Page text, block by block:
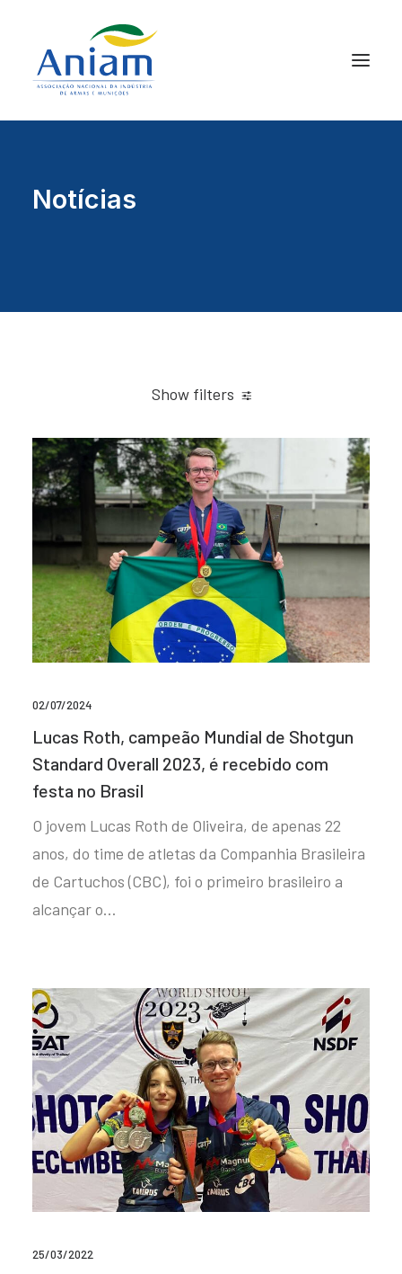
Notícias
Show filters
02/07/2024
Lucas Roth, campeão Mundial de Shotgun
Standard Overall 2023, é recebido com
festa no Brasil
O jovem Lucas Roth de Oliveira, de apenas 22
anos, do time de atletas da Companhia Brasileira
de Cartuchos (CBC), foi o primeiro brasileiro a
alcançar o…
25/03/2022